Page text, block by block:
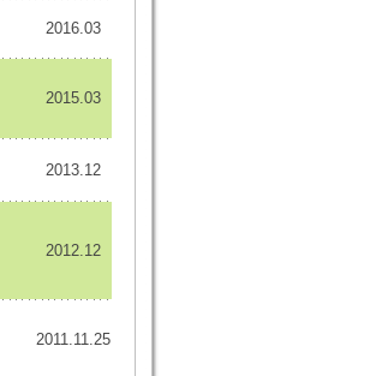
2016.03
2015.03
2013.12
2012.12
2011.11.25